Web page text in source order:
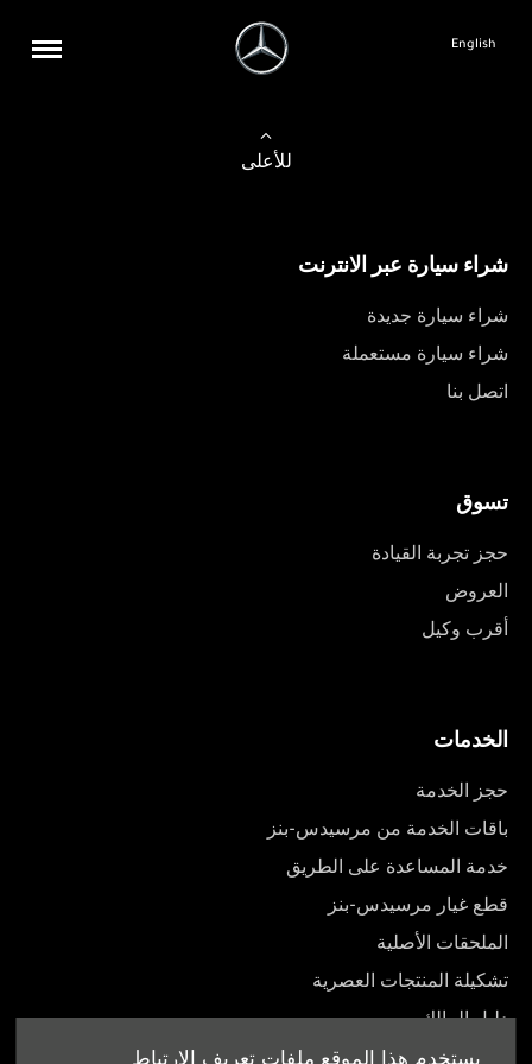
يستخدم هذا الموقع ملفات تعريف الارتباط
English
للأعلى
شراء سيارة عبر الانترنت
شراء سيارة جديدة
شراء سيارة مستعملة
اتصل بنا
تسوق
حجز تجربة القيادة
العروض
أقرب وكيل
الخدمات
حجز الخدمة
باقات الخدمة من مرسيدس-بنز
خدمة المساعدة على الطريق
قطع غيار مرسيدس-بنز
الملحقات الأصلية
تشكيلة المنتجات العصرية
دليل المالك